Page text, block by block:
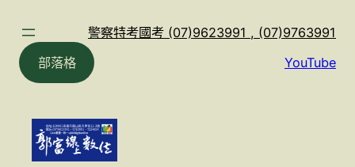
警察特考國考 (07)9623991 , (07)9763991
部落格
YouTube